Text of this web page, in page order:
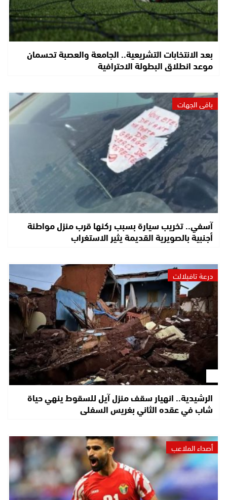
بعد الانتخابات التشريعية.. الجامعة والعصبة تحسمان
موعد انطلاق البطولة الاحترافية
باقي الجهات
آسفي.. تخريب سيارة بسبب ركنها قرب منزل مواطنة
أجنبية بالصويرية القديمة يثير الاستغراب
درعة تافيلالت
الرشيدية.. انهيار سقف منزل آيل للسقوط ينهي حياة
شاب في عقده الثاني بغريس السفلى
أصداء الملاعب